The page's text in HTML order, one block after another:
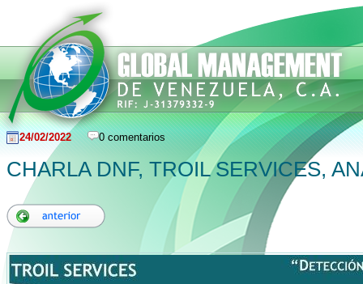
24/02/2022 0 comentarios
CHARLA DNF, TROIL SERVICES,